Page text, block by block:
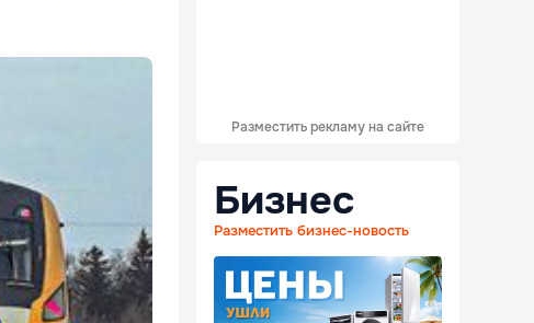
Разместить рекламу на сайте
Бизнес
Разместить бизнес-новость